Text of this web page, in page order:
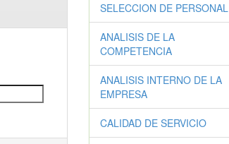
SELECCION DE PERSONAL
ANALISIS DE LA
COMPETENCIA
ANALISIS INTERNO DE LA
EMPRESA
CALIDAD DE SERVICIO